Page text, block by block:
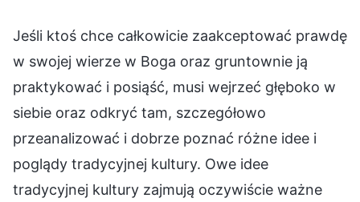
Jeśli ktoś chce całkowicie zaakceptować prawdę
w swojej wierze w Boga oraz gruntownie ją
praktykować i posiąść, musi wejrzeć głęboko w
siebie oraz odkryć tam, szczegółowo
przeanalizować i dobrze poznać różne idee i
poglądy tradycyjnej kultury. Owe idee
tradycyjnej kultury zajmują oczywiście ważne